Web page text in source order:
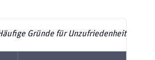
Gründe für Unzufriedenheit